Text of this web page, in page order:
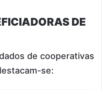
DE
de cooperativas
se: